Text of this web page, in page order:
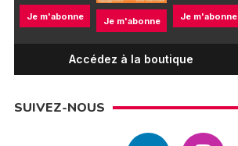
Je m'abonne Je m'abonne Je m'abonne
Accédez à la boutique
SUIVEZ-NOUS